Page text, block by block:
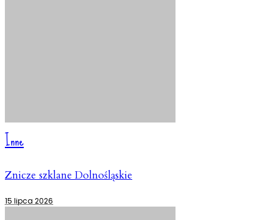
Inne
Znicze szklane Dolnośląskie
15 lipca 2026